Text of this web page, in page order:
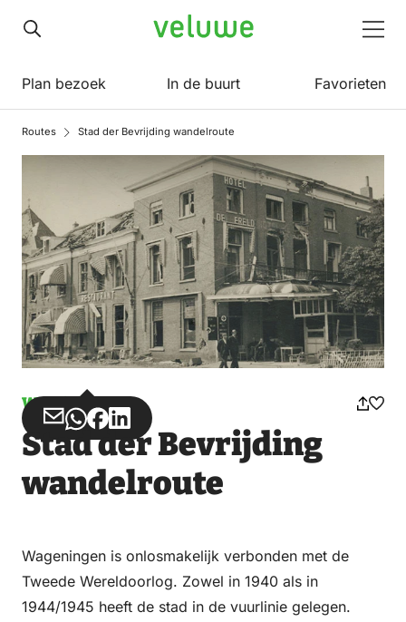
Veluwe
Plan bezoek In de buurt Favorieten
Routes Stad der Bevrijding wandelroute
Wandelen
Deel
via
Deel
via
WhatsApp
Deel
op
Facebook
Deel
op
LinkedIn
Stad der Bevrijding
wandelroute
Wageningen is onlosmakelijk verbonden met de
Tweede Wereldoorlog. Zowel in 1940 als in
1944/1945 heeft de stad in de vuurlinie gelegen.